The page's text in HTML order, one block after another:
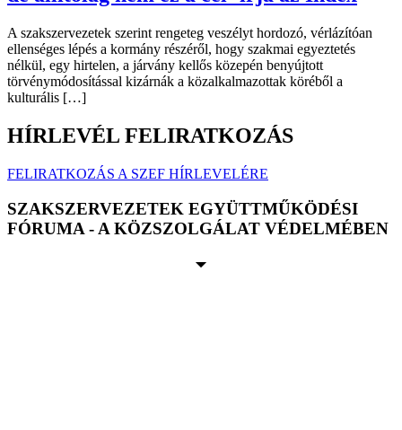
A szakszervezetek szerint rengeteg veszélyt hordozó, vérlázítóan
ellenséges lépés a kormány részéről, hogy szakmai egyeztetés
nélkül, egy hirtelen, a járvány kellős közepén benyújtott
törvénymódosítással kizárnák a közalkalmazottak köréből a
kulturális […]
HÍRLEVÉL FELIRATKOZÁS
FELIRATKOZÁS A SZEF HÍRLEVELÉRE
SZAKSZERVEZETEK EGYÜTTMŰKÖDÉSI
FÓRUMA - A KÖZSZOLGÁLAT VÉDELMÉBEN